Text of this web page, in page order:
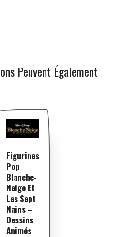
Peuvent Également
Figurines
Pop
Blanche-
Neige Et
Les Sept
Nains –
Dessins
Animés